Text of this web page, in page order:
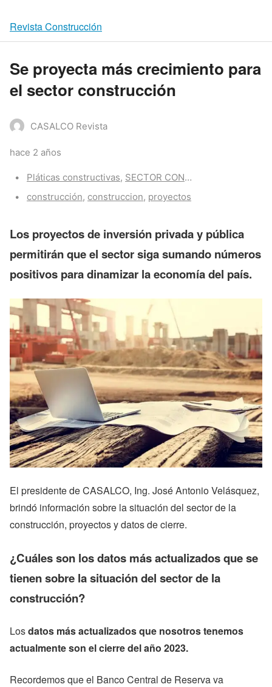
Revista Construcción
Se proyecta más crecimiento para
el sector construcción
CASALCO Revista
hace 2 años
Categories:
Pláticas constructivas, SECTOR CONSTRUCCIÓN
Tags:
construcción, construccion, proyectos
Los proyectos de inversión privada y pública
permitirán que el sector siga sumando números
positivos para dinamizar la economía del país.
El presidente de CASALCO, Ing. José Antonio Velásquez,
brindó información sobre la situación del sector de la
construcción, proyectos y datos de cierre.
¿Cuáles son los datos más actualizados que se
tienen sobre la situación del sector de la
construcción?
Losdatos más actualizados que nosotros tenemos
actualmente son el cierre del año 2023.
Recordemos que el Banco Central de Reserva va